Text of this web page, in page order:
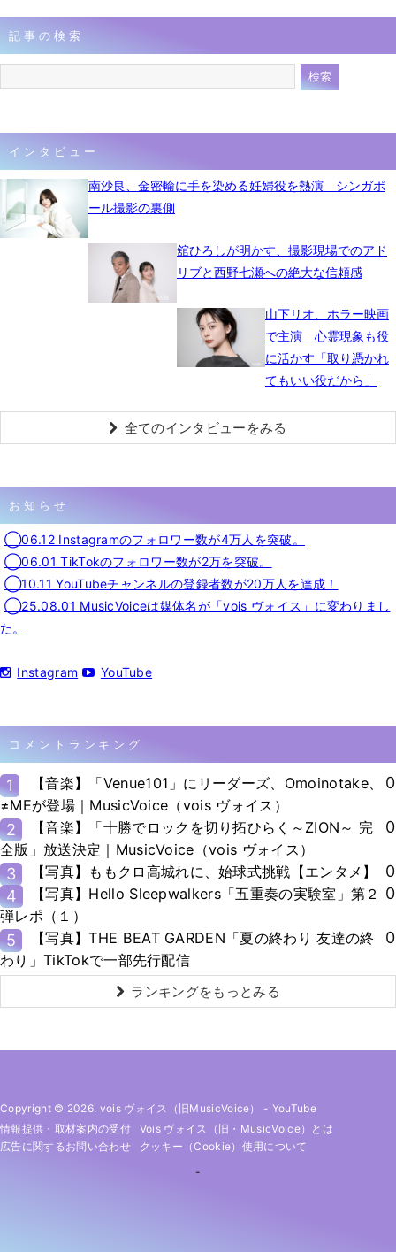
記事の検索
インタビュー
南沙良、金密輸に手を染める妊婦役を熱演 シンガポ
ール撮影の裏側
舘ひろしが明かす、撮影現場でのアド
リブと西野七瀬への絶大な信頼感
山下リオ、ホラー映画
で主演 心霊現象も役
に活かす「取り憑かれ
てもいい役だから」
全てのインタビューをみる
お知らせ
◯06.12 Instagramのフォロワー数が4万人を突破。
◯06.01 TikTokのフォロワー数が2万を突破。
◯10.11 YouTubeチャンネルの登録者数が20万人を達成！
◯25.08.01 MusicVoiceは媒体名が「vois ヴォイス」に変わりまし
た。
Instagram YouTube
コメントランキング
1
【音楽】「Venue101」にリーダーズ、Omoinotake、
≠MEが登場｜MusicVoice（vois ヴォイス）
0
2
【音楽】「十勝でロックを切り拓ひらく～ZION～ 完
全版」放送決定｜MusicVoice（vois ヴォイス）
0
3 【写真】ももクロ高城れに、始球式挑戦【エンタメ】
0
4
【写真】Hello Sleepwalkers「五重奏の実験室」第２
弾レポ（１）
0
5
【写真】THE BEAT GARDEN「夏の終わり 友達の終
わり」TikTokで一部先行配信
0
ランキングをもっとみる
Copyright © 2026. vois ヴォイス（旧MusicVoice） - YouTube
情報提供・取材案内の受付
Vois ヴォイス（旧・MusicVoice）とは
広告に関するお問い合わせ
クッキー（cookie）使用について
-